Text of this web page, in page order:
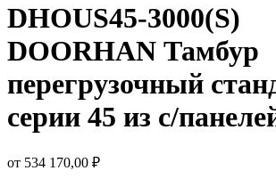
DHOUS45-3000(S)
DOORHAN Тамбур
перегрузочный
серии 45 из с/
от 534 170,00 ₽